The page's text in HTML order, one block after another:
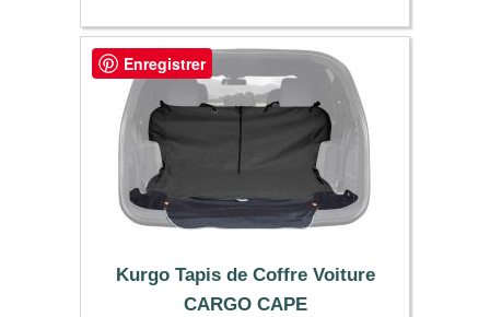
149.99 €
Kurgo Tapis de Coffre Voiture
CARGO CAPE
Enregistrer